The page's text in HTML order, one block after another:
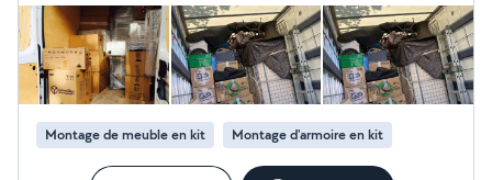
Montage de meuble en kit Montage d'armoire en kit